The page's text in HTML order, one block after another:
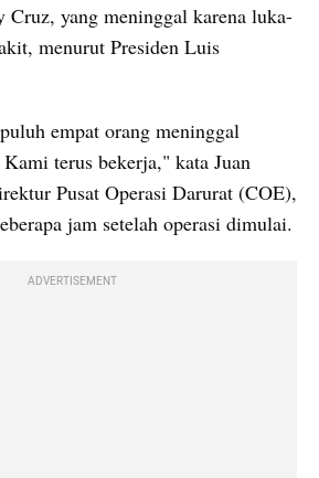
yang meninggal karena luka-
menurut Presiden Luis
empat orang meninggal
terus bekerja," kata Juan
Pusat Operasi Darurat (COE),
jam setelah operasi dimulai.
ADVERTISEMENT